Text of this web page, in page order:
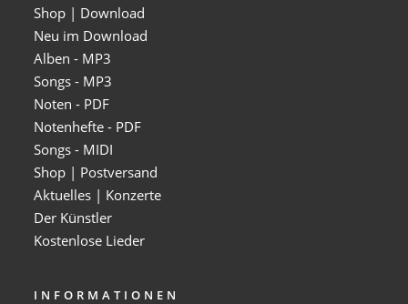
Shop | Download
Neu im Download
Alben - MP3
Songs - MP3
Noten - PDF
Notenhefte - PDF
Songs - MIDI
Shop | Postversand
Aktuelles | Konzerte
Der Künstler
Kostenlose Lieder
INFORMATIONEN